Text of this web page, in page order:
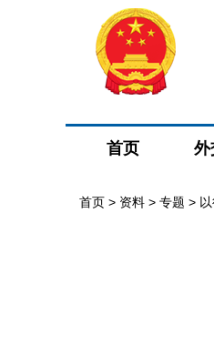
首页 外
首页 > 资料 > 专题 >